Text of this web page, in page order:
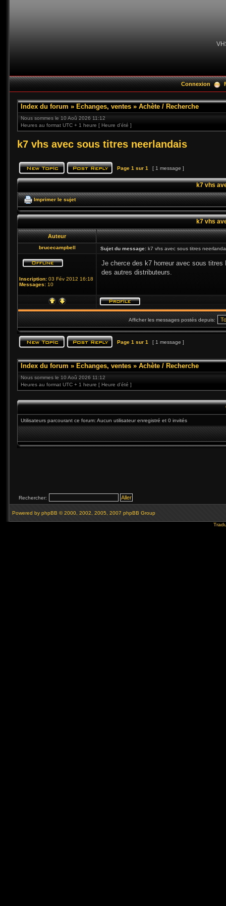
Connexion
Index du forum » Echanges, ventes » Achète / Recherche
Nous sommes le 10 Aoû 2026 11:12
Heures au format UTC + 1 heure [ Heure d’été ]
k7 vhs avec sous titres neerlandais
Page 1 sur 1 [ 1 message ]
k7 vhs
Imprimer le sujet
k7 vhs
Auteur
brucecampbell Sujet du message: k7 vhs avec sous titres
Inscription: 03 Fév 2012 16:18
Messages: 10
Je cherce des k7 horreur avec sous
des autres distributeurs.
Afficher les messages postés depuis:
Page 1 sur 1 [ 1 message ]
Index du forum » Echanges, ventes » Achète / Recherche
Nous sommes le 10 Aoû 2026 11:12
Heures au format UTC + 1 heure [ Heure d’été ]
Utilisateurs parcourant ce forum: Aucun utilisateur enregistré et 0 invités
Rechercher:
Powered by phpBB © 2000, 2002, 2005, 2007 phpBB Group